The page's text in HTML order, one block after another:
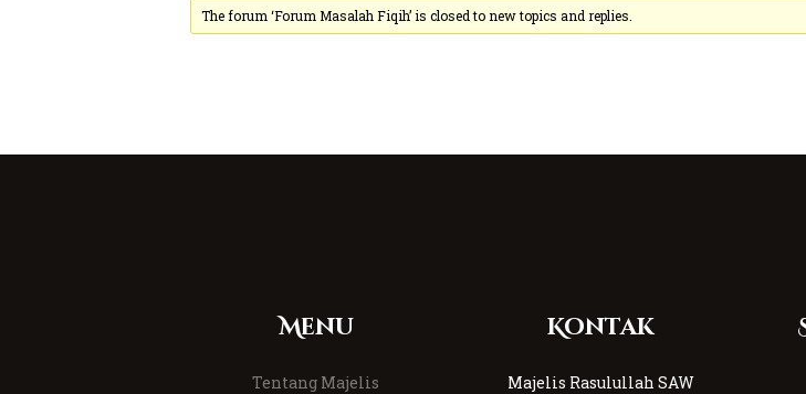
The forum ‘Forum Masalah Fiqih’ is closed to new topics and replies.
Menu
Tentang Majelis
Kontak
Majelis Rasulullah SAW